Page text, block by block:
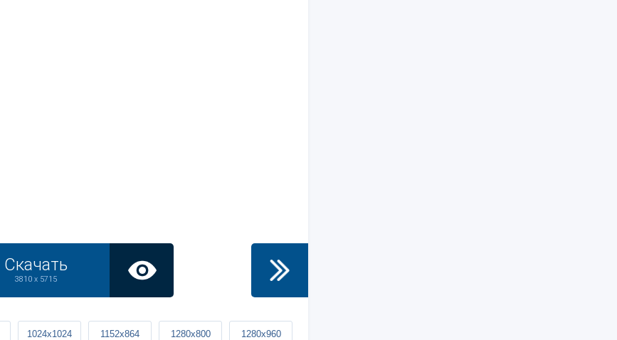
Скачать
3810 x 5715
1024x1024 1152x864 1280x800 1280x960